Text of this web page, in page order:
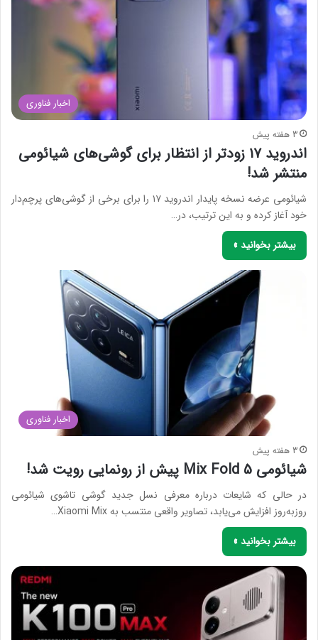
اخبار فناوری
3 هفته پیش
اندروید ۱۷ زودتر از انتظار برای گوشی‌های شیائومی
منتشر شد!
شیائومی عرضه نسخه پایدار اندروید ۱۷ را برای برخی از گوشی‌های پرچم‌دار
خود آغاز کرده و به این ترتیب، در…
بیشتر بخوانید »
اخبار فناوری
3 هفته پیش
شیائومی Mix Fold 5 پیش از رونمایی رویت شد!
در حالی که شایعات درباره معرفی نسل جدید گوشی تاشوی شیائومی
روزبه‌روز افزایش می‌یابد، تصاویر واقعی منتسب به Xiaomi Mix…
بیشتر بخوانید »